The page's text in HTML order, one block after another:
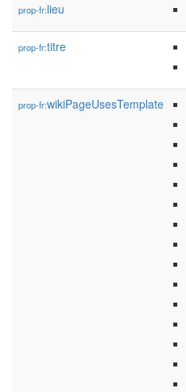
prop-fr:lieu
prop-fr:titre
prop-fr:wikiPageUsesTemplate